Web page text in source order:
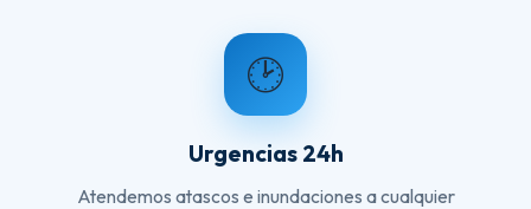
🕑
Urgencias 24h
Atendemos atascos e inundaciones a cualquier